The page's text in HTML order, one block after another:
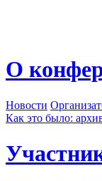
О
Новости
Как это было: